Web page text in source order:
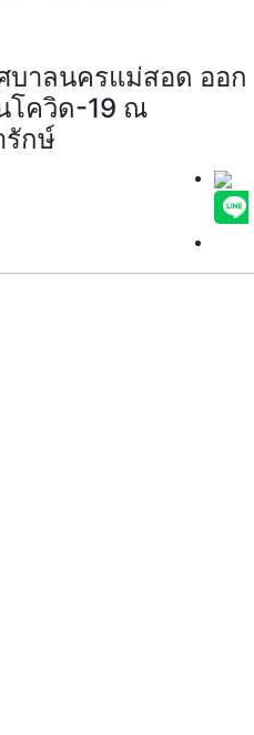
าลนครแม่สอด ออก
โควิด-19 ณ
กษ์